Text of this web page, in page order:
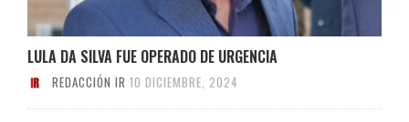
LULA DA SILVA FUE OPERADO DE URGENCIA
REDACCIÓN IR 10 DICIEMBRE, 2024